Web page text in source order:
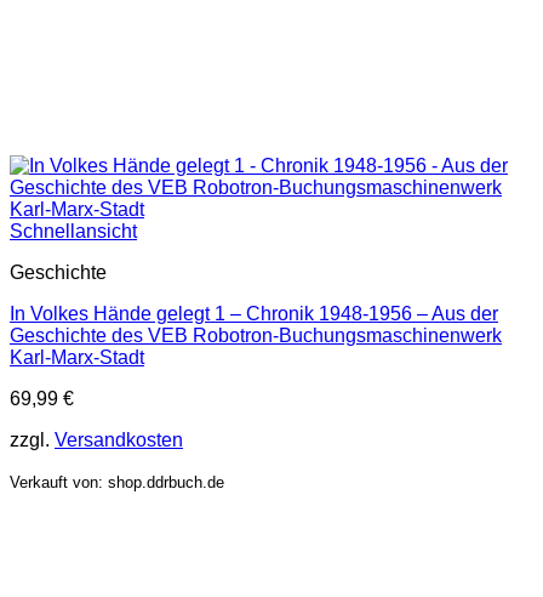
Schnellansicht
Geschichte
In Volkes Hände gelegt 1 – Chronik 1948-1956 – Aus der
Geschichte des VEB Robotron-Buchungsmaschinenwerk
Karl-Marx-Stadt
69,99 €
zzgl. Versandkosten
Verkauft von: shop.ddrbuch.de